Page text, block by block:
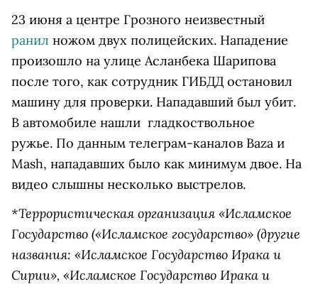
23 июня а центре Грозного неизвестный
ранил ножом двух полицейских. Нападение
произошло на улице Асланбека Шарипова
после того, как сотрудник ГИБДД остановил
машину для проверки. Нападавший был убит.
В автомобиле нашли гладкоствольное
ружье. По данным телеграм-каналов Baza и
Mash, нападавших было как минимум двое. На
видео слышны несколько выстрелов.
*Террористическая организация «Исламское
Государство («Исламское государство» (другие
названия: «Исламское Государство Ирака и
Сирии», «Исламское Государство Ирака и